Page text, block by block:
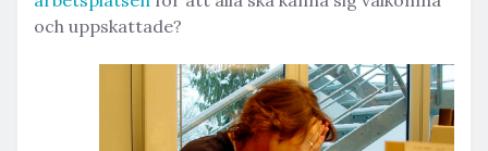
och uppskattade?